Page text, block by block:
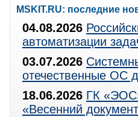
MSKIT.RU: последние
04.08.2026
автоматизации
03.07.2026
отечественные ОС
18.06.2026 ГК
«Весенний